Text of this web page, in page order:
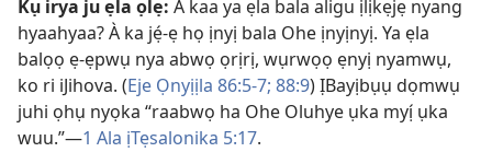
Kụ irya ju ẹla ọlẹ: À kaa ya ẹla bala aligu ịlịkẹjẹ nyang
hyaahyaa? À ka jẹ́-ẹ họ ịnyị bala Ohe ịnyịnyị. Ya ẹla
balọọ ẹ-ẹpwụ nya abwọ ọrịrị, wụrwọọ ẹnyị nyamwụ,
ko ri iJihova. (Eje Ọnyịịla 86:5-7; 88:9) ỊBayịbụụ dọmwụ
juhi ọhụ nyọka “raabwọ ha Ohe Oluhye ụka myị́ ụka
wuu.”—1 Ala ịTẹsalonika 5:17.